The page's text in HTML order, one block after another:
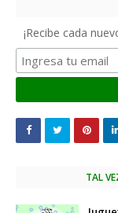
¡Recibe cada
TAL